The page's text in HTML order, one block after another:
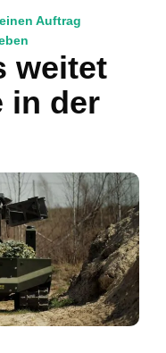
Auftrag
weitet
in der